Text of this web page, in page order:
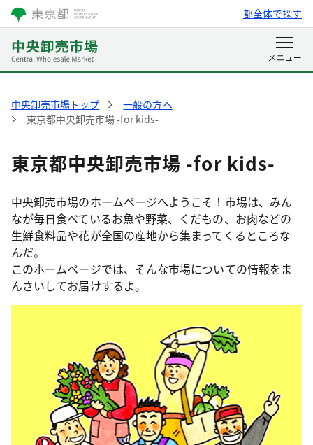
都全体で探す
中央卸売市場トップ
一般の方へ
東京都中央卸売市場 -for kids-
東京都中央卸売市場 -for kids-
中央卸売市場のホームページへようこそ！市場は、みん
なが毎日食べているお魚や野菜、くだもの、お肉などの
生鮮食料品や花が全国の産地から集まってくるところな
んだ。
このホームページでは、そんな市場についての情報をま
んさいしてお届けするよ。